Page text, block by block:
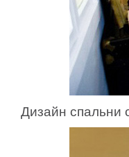
Дизайн спальни